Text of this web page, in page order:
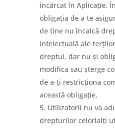
încărcat în Aplicație.
obligația de a te
de tine nu încalcă
intelectuală ale
dreptul, dar nu și
modifica sau șterge
de a-ți restricționa
această obligație.
Utilizatorii nu va
drepturilor celorlalți